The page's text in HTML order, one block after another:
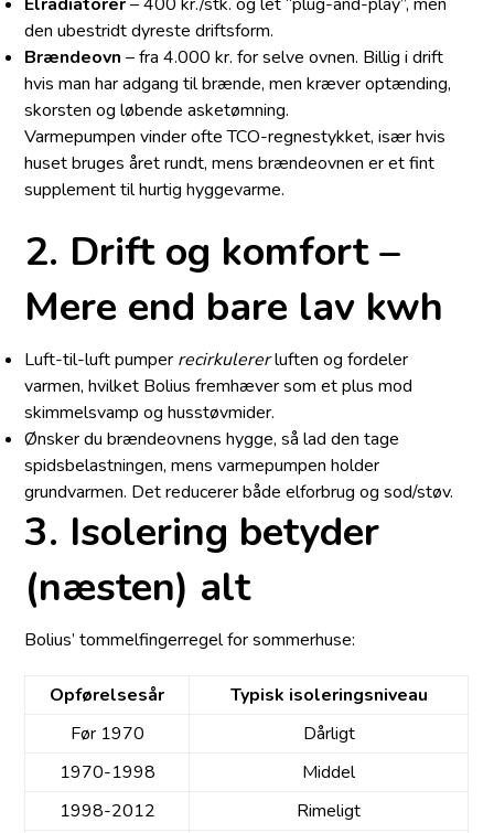
den ubestridt dyreste driftsform.
Brændeovn – fra 4.000 kr. for selve ovnen. Billig i drift
hvis man har adgang til brænde, men kræver optænding,
skorsten og løbende asketømning.
Varmepumpen vinder ofte TCO-regnestykket, især hvis
huset bruges året rundt, mens brændeovnen er et fint
supplement til hurtig hyggevarme.
2. Drift og komfort –
Mere end bare lav kwh
Luft-til-luft pumper recirkulererluften og fordeler
varmen, hvilket Bolius fremhæver som et plus mod
skimmelsvamp og husstøvmider.
Ønsker du brændeovnens hygge, så lad den tage
spidsbelastningen, mens varmepumpen holder
grundvarmen. Det reducerer både elforbrug og sod/støv.
3. Isolering betyder
(næsten) alt
Bolius’ tommelfingerregel for sommerhuse:
Opførelsesår
Typisk isoleringsniveau
Før 1970
Dårligt
1970-1998
Middel
1998-2012
Rimeligt